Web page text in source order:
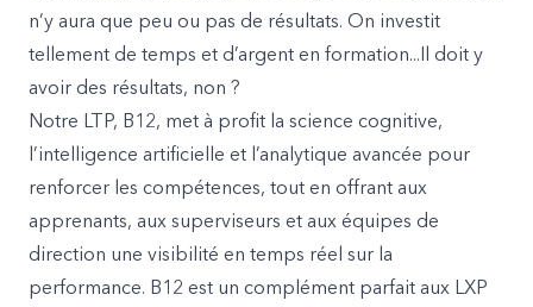
n’y aura que peu ou pas de résultats. On investit
tellement de temps et d’argent en formation...Il doit y
avoir des résultats, non ?
Notre LTP, B12, met à profit la science cognitive,
l’intelligence artificielle et l’analytique avancée pour
renforcer les compétences, tout en offrant aux
apprenants, aux superviseurs et aux équipes de
direction une visibilité en temps réel sur la
performance. B12 est un complément parfait aux LXP